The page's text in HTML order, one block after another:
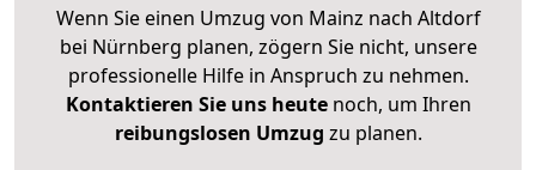
Wenn Sie einen Umzug von Mainz nach Altdorf
bei Nürnberg planen, zögern Sie nicht, unsere
professionelle Hilfe in Anspruch zu nehmen.
Kontaktieren Sie uns heutenoch, um Ihren
reibungslosen Umzug zu planen.